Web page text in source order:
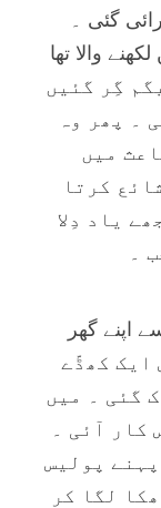
گئی ۔
والا تھا
بيگم گِر گئيں
۔ پھر وہ
ميں
کرتا
ياد دِلا
۔
کے مہينے ميں ہم لوگ جی 10 سے اپنے گھر
ايف 10 کے پاس ايک کھڈّے
گئی ۔ ميں
کار آئی ۔
پوليس
لگا کر